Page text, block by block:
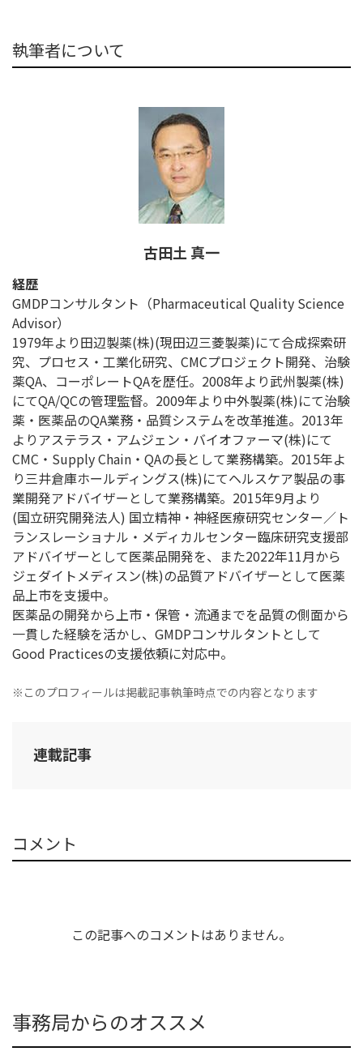
執筆者について
古田土 真一
経歴
GMDPコンサルタント（Pharmaceutical Quality Science
Advisor）
1979年より田辺製薬(株)(現田辺三菱製薬)にて合成探索研
究、プロセス・工業化研究、CMCプロジェクト開発、治験
薬QA、コーポレートQAを歴任。2008年より武州製薬(株)
にてQA/QCの管理監督。2009年より中外製薬(株)にて治験
薬・医薬品のQA業務・品質システムを改革推進。2013年
よりアステラス・アムジェン・バイオファーマ(株)にて
CMC・Supply Chain・QAの長として業務構築。2015年よ
り三井倉庫ホールディングス(株)にてヘルスケア製品の事
業開発アドバイザーとして業務構築。2015年9月より
(国立研究開発法人) 国立精神・神経医療研究センター／ト
ランスレーショナル・メディカルセンター臨床研究支援部
アドバイザーとして医薬品開発を、また2022年11月から
ジェダイトメディスン(株)の品質アドバイザーとして医薬
品上市を支援中。
医薬品の開発から上市・保管・流通までを品質の側面から
一貫した経験を活かし、GMDPコンサルタントとして
Good Practicesの支援依頼に対応中。
※このプロフィールは掲載記事執筆時点での内容となります
連載記事
コメント
この記事へのコメントはありません。
事務局からのオススメ